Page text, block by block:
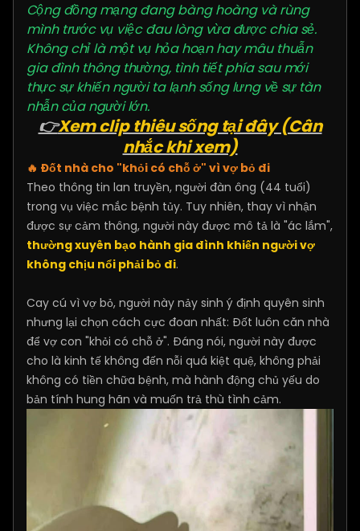
Cộng đồng mạng đang bàng hoàng và rùng
mình trước vụ việc đau lòng vừa được chia sẻ.
Không chỉ là một vụ hỏa hoạn hay mâu thuẫn
gia đình thông thường, tình tiết phía sau mới
thực sự khiến người ta lạnh sống lưng về sự tàn
nhẫn của người lớn.
👉Xem clip thiêu sống tại đây (Cân
nhắc khi xem)
🔥 Đốt nhà cho "khỏi có chỗ ở" vì vợ bỏ đi
Theo thông tin lan truyền, người đàn ông (44 tuổi)
trong vụ việc mắc bệnh tủy. Tuy nhiên, thay vì nhận
được sự cảm thông, người này được mô tả là "ác lắm",
thường xuyên bạo hành gia đình khiến người vợ
không chịu nổi phải bỏ đi.
Cay cú vì vợ bỏ, người này nảy sinh ý định quyên sinh
nhưng lại chọn cách cực đoan nhất: Đốt luôn căn nhà
để vợ con "khỏi có chỗ ở". Đáng nói, người này được
cho là kinh tế không đến nỗi quá kiệt quệ, không phải
không có tiền chữa bệnh, mà hành động chủ yếu do
bản tính hung hãn và muốn trả thù tình cảm.